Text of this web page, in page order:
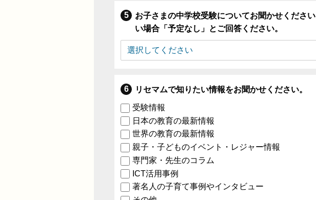
お子さまの中学校受験についてお聞かせくださ
い場合「予定なし」とご回答ください。
リセマムで知りたい情報をお聞かせください。
受験情報
日本の教育の最新情報
世界の教育の最新情報
親子・子どものイベント・レジャー情報
専門家・先生のコラム
ICT活用事例
著名人の子育て事例やインタビュー